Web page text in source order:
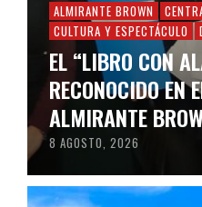
ALMIRANTE BROWN
CULTURA Y ESPECTÁCULO
EL “LIBRO CON
RECONOCIDO EN
ALMIRANTE
8 AGOSTO, 2026